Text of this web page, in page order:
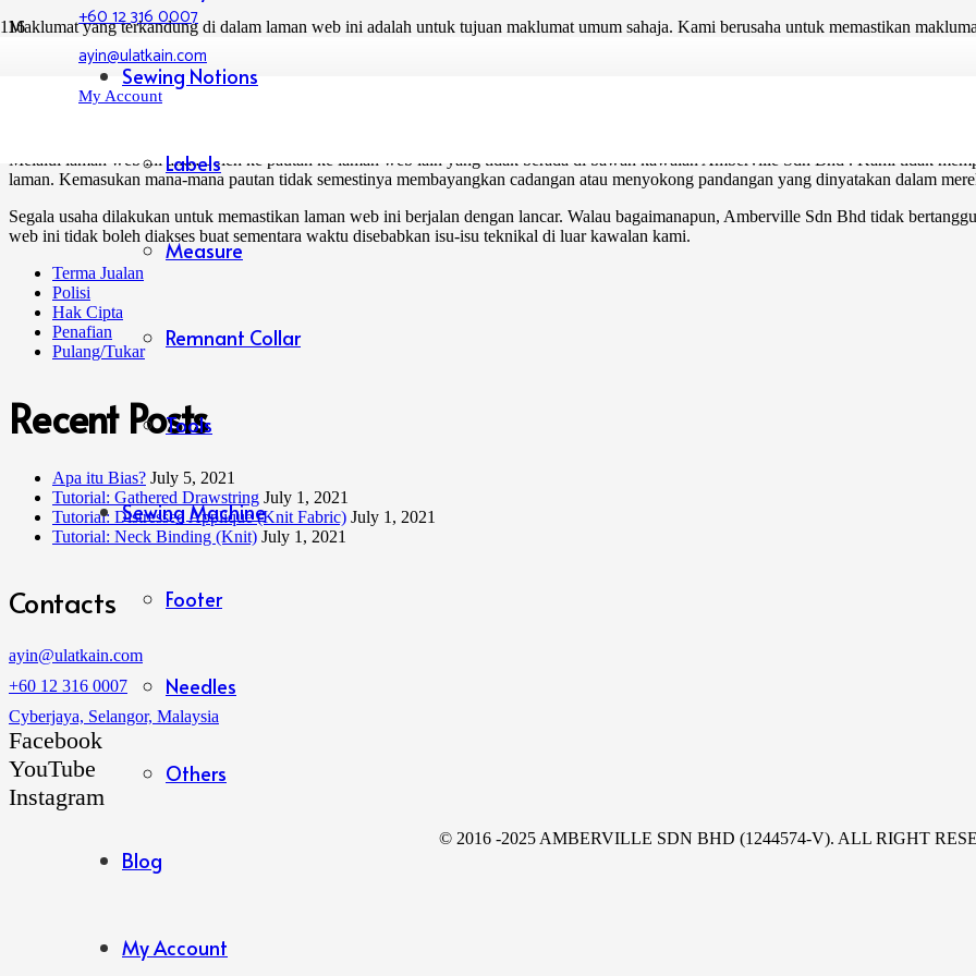
+60 12 316 0007
ayin@ulatkain.com
My Account
Sewing Notions
Labels
Measure
Remnant Collar
Tools
Sewing Machine
Footer
Needles
Others
Blog
My Account
Maklumat yang terkandung di dalam laman web ini adalah untuk tujuan maklumat umum sahaja. Kami berusaha untuk memastikan
atau sebarang bentuk jaminan, tersurat atau tersirat, tentang kesempurnaan, ketepatan, kebolehpercayaan, kesesuaian atau ketersediaan
grafik berkaitan yang terkandung di laman web untuk sebarang tujuan. Mana-mana pergantungan dengan maklumat tersebut adalah atas
Dalam situasi apa sekali pun, kami TIDAK bertanggungjawab ke atas sebarang kehilangan atau kerosakan termasuk tanpa had, kerugian
Melalui laman web ini anda boleh ke pautan ke laman web lain yang tidak berada di bawah kawalan Amberville Sdn Bhd . Kami tidak
laman. Kemasukan mana-mana pautan tidak semestinya membayangkan cadangan atau menyokong pandangan yang dinyatakan dalam
Segala usaha dilakukan untuk memastikan laman web ini berjalan dengan lancar. Walau bagaimanapun, Amberville Sdn Bhd tidak
web ini tidak boleh diakses buat sementara waktu disebabkan isu-isu teknikal di luar kawalan kami.
Terma Jualan
Polisi
Hak Cipta
Penafian
Pulang/Tukar
Recent Posts
Apa itu Bias? July 5, 2021
Tutorial: Gathered Drawstring July 1, 2021
Tutorial: Distressed Applique (Knit Fabric) July 1, 2021
Tutorial: Neck Binding (Knit) July 1, 2021
Contacts
ayin@ulatkain.com
+60 12 316 0007
Cyberjaya, Selangor, Malaysia
Facebook
YouTube
Instagram
© 2016 -2025 AMBERVILLE SDN BHD (1244574-V). ALL RIGHT